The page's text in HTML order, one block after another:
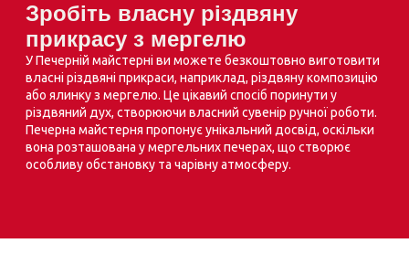
Зробіть власну різдвяну
прикрасу з мергелю
У Печерній майстерні ви можете безкоштовно виготовити
власні різдвяні прикраси, наприклад, різдвяну композицію
або ялинку з мергелю. Це цікавий спосіб поринути у
різдвяний дух, створюючи власний сувенір ручної роботи.
Печерна майстерня пропонує унікальний досвід, оскільки
вона розташована у мергельних печерах, що створює
особливу обстановку та чарівну атмосферу.